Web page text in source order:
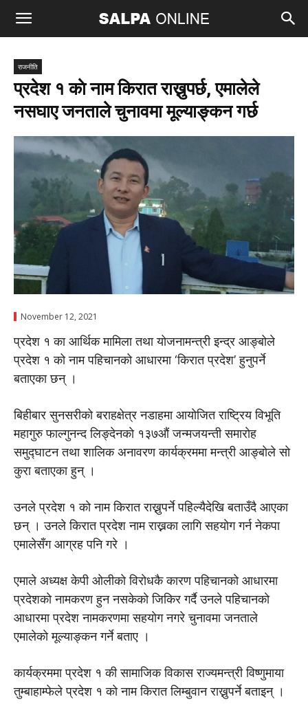
राजनीति
प्रदेश १ काे नाम किरात राख्नुपर्छ, एमालेले
नसघाए जनताले चुनावमा मूल्याङ्कन गर्छ
November 12, 2021
प्रदेश १ का आर्थिक मामिला तथा योजनामन्त्री इन्द्र आङ्बोले
प्रदेश १ को नाम पहिचानको आधारमा ‘किरात प्रदेश’ हुनुपर्ने
बताएका छन् ।
बिहीबार सुनसरीकाे बराहक्षेत्र नडाहमा आयाेजित राष्ट्रिय विभूति
महागुरु फाल्गुनन्द लिङ्देनकाे १३७औं जन्मजयन्ती समाराेह
समुद्घाटन तथा शालिक अनावरण कार्यक्रममा मन्त्री आङ्बाेले साे
कुरा बताएका हुन् ।
उनले प्रदेश १ काे नाम किरात राख्नुपर्ने पहिल्यैदेखि बताउँदै आएका
छन् । उनले किरात प्रदेश नाम राख्नका लागि सहयाेग गर्न नेकपा
एमालेसँग आग्रह पनि गरे ।
एमाले अध्यक्ष केपी ओलीकाे विराेधकै कारण पहिचानकाे आधारमा
प्रदेशकाे नामकरण हुन नसकेकाे जिकिर गर्दै उनले पहिचानकाे
आधारमा प्रदेश नामकरणमा सहयाेग नगरे चुनावमा जनताले
एमालेकाे मूल्याङ्कन गर्ने बताए ।
कार्यक्रममा प्रदेश १ की सामाजिक विकास राज्यमन्त्री विष्णुमाया
तुम्बाहाम्फेले प्रदेश १ काे नाम किरात लिम्बुवान राख्नुपर्ने बताइन् ।